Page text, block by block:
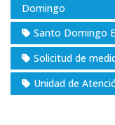
Domingo
Santo Domingo
Solicitud de
Unidad de